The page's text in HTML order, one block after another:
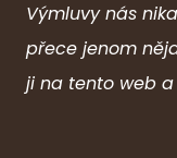
Výmluvy nás
přece jenom
ji na tento web